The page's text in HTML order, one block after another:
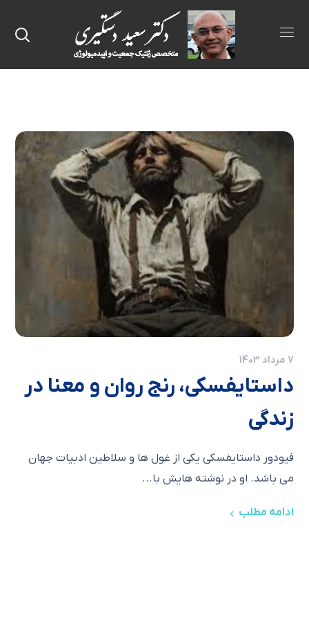
7 مرداد 1403
داستایفسکی، رنج روان و معنا در
زندگی
فیودور داستایفسکی یکی از غول ها و سلاطین ادبیات جهان
می باشد. او در نوشته هایش با...
ادامه مطلب